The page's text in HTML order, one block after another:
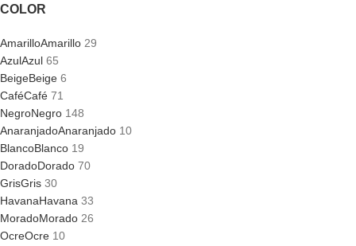
COLOR
AmarilloAmarillo 29
AzulAzul 65
BeigeBeige 6
CaféCafé 71
NegroNegro 148
AnaranjadoAnaranjado 10
BlancoBlanco 19
DoradoDorado 70
GrisGris 30
HavanaHavana 33
MoradoMorado 26
OcreOcre 10